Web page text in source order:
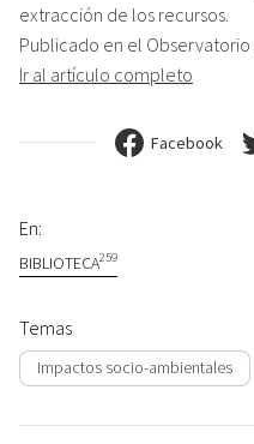
extracción de los recursos.
Publicado en el
Ir al artículo completo
Facebook
En:
BIBLIOTECA259
Temas
Impactos socio-ambientales